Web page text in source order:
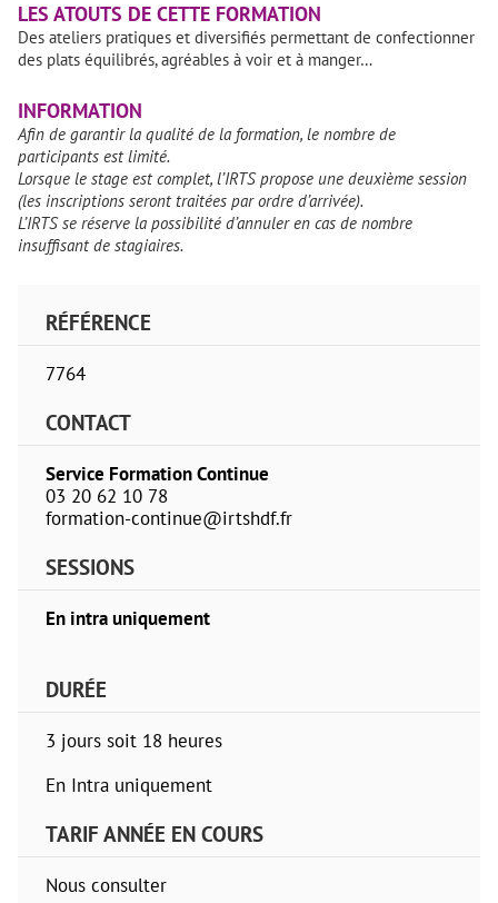
LES ATOUTS DE CETTE FORMATION
Des ateliers pratiques et diversifiés permettant de confectionner
des plats équilibrés, agréables à voir et à manger…
INFORMATION
Afin de garantir la qualité de la formation, le nombre de
participants est limité.
Lorsque le stage est complet, l’IRTS propose une deuxième session
(les inscriptions seront traitées par ordre d’arrivée).
L’IRTS se réserve la possibilité d’annuler en cas de nombre
insuffisant de stagiaires.
RÉFÉRENCE
7764
CONTACT
Service Formation Continue
03 20 62 10 78
formation-continue@irtshdf.fr
SESSIONS
En intra uniquement
DURÉE
3 jours soit 18 heures
En Intra uniquement
TARIF ANNÉE EN COURS
Nous consulter